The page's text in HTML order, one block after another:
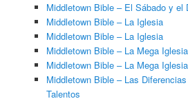
Middletown Bible – El Sábado y el
Middletown Bible – La Iglesia
Middletown Bible – La Iglesia
Middletown Bible – La Mega Iglesia
Middletown Bible – La Mega Iglesia
Middletown Bible – Las
Talentos